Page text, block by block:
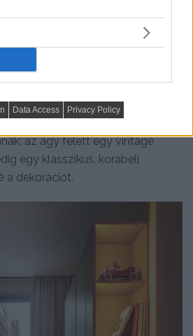
Data Access Privacy Policy
eleme egy
álló szekrény. Ezt a
hogy afféle „üdvözlő”
a belépőt nem egy zárt, tömör
világítással ellátott,
az ágy felett egy vintage
egy klasszikus, korabeli
a dekorációt.